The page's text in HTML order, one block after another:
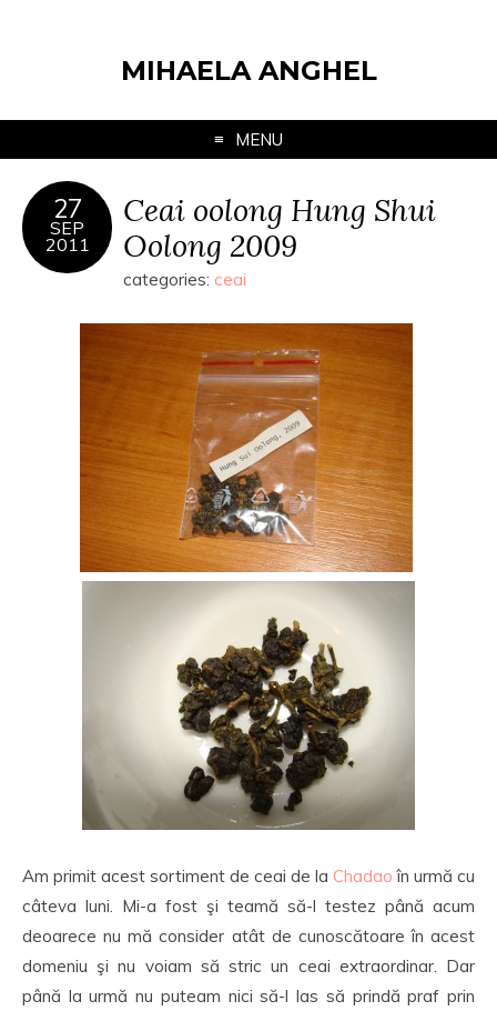
MIHAELA ANGHEL
MENU
27
SEP
2011
Ceai oolong Hung Shui
Oolong 2009
categories: ceai
Am primit acest sortiment de ceai de la Chadao în urmă cu
câteva luni. Mi-a fost şi teamă să-l testez până acum
deoarece nu mă consider atât de cunoscătoare în acest
domeniu şi nu voiam să stric un ceai extraordinar. Dar
până la urmă nu puteam nici să-l las să prindă praf prin